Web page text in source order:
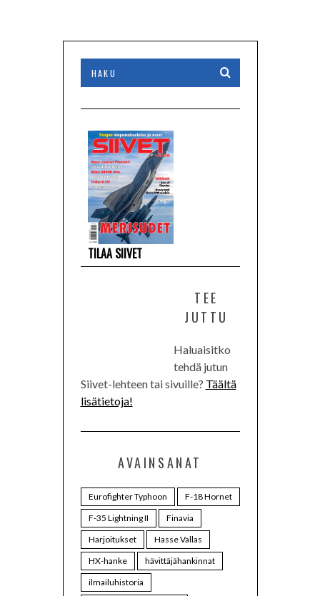
TILAA SIIVET
TEE
JUTTU
Haluaisitko
tehdä jutun
Siivet-lehteen tai sivuille? Täältä
lisätietoja!
AVAINSANAT
Eurofighter Typhoon
F-18 Hornet
F-35 Lightning II
Finavia
Harjoitukset
Hasse Vallas
HX-hanke
hävittäjähankinnat
ilmailuhistoria